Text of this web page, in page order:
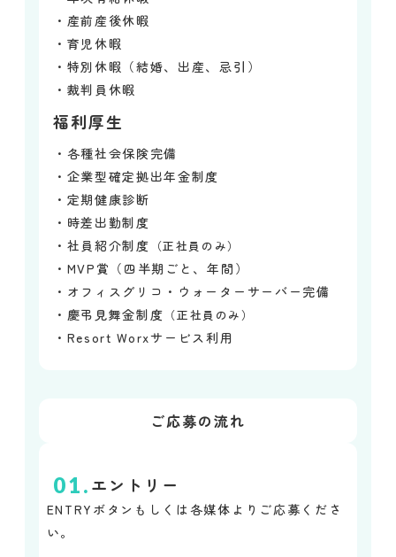
・産前産後休暇
・育児休暇
・特別休暇（結婚、出産、忌引）
・裁判員休暇
福利厚生
・各種社会保険完備
・企業型確定拠出年金制度
・定期健康診断
・時差出勤制度
・社員紹介制度 （正社員のみ）
・MVP賞（四半期ごと、年間）
・オフィスグリコ・ウォーターサーバー完備
・慶弔見舞金制度 （正社員のみ）
・Resort Worxサービス利用
ご応募の流れ
01.エントリー
ENTRYボタンもしくは各媒体よりご応募くださ
い。